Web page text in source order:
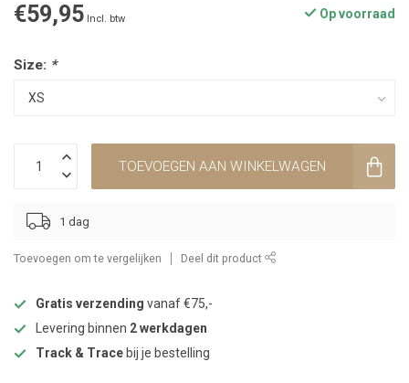
€59,95 Incl. btw Op voorraad
Size: *
TOEVOEGEN AAN WINKELWAGEN
1 dag
Toevoegen om te vergelijken Deel dit product
Gratis verzending vanaf €75,-
Levering binnen 2 werkdagen
Track & Trace bij je bestelling